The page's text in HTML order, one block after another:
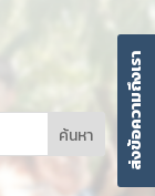
ส่งข้อความถึงเรา